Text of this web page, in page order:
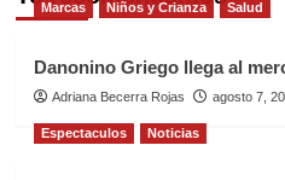
Marcas Niños y Crianza Salud
Danonino Griego llega al
Adriana Becerra Rojas agosto 7,
Espectaculos Noticias